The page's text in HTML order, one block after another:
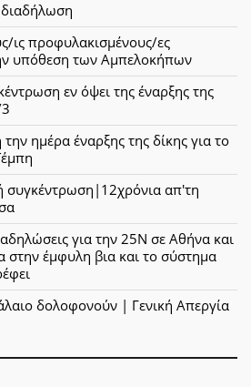
ις προφυλακισμένους/ες
υπόθεση των Αμπελοκήπων
εν όψει της έναρξης της
ημέρα έναρξης της δίκης για το
συγκέντρωση|12χρόνια απ'τη
για την 25Ν σε Αθήνα και
στην έμφυλη βια και το σύστημα
δολοφονούν | Γενική Απεργία